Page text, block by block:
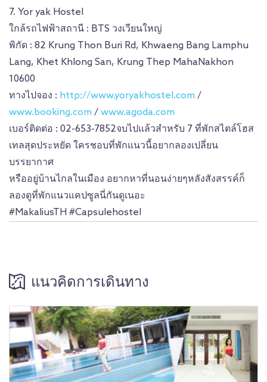
7. Yor yak Hostel
ใกล้รถไฟฟ้าสถานี : BTS วงเวียนใหญ่
พิกัด : 82 Krung Thon Buri Rd, Khwaeng Bang Lamphu
Lang, Khet Khlong San, Krung Thep MahaNakhon
10600
ทางไปจอง : http://www.yoryakhostel.com /
www.booking.com / www.agoda.com
เบอร์ติดต่อ : 02-653-7852จบไปแล้วสำหรับ 7 ที่พักสไตล์โฮส
เทลสุดประหยัด ใครชอบที่พักแนวนี้อยากลองเปลี่ยน
บรรยากาศ
หรืออยู่บ้านไกลในเมือง อยากหาที่นอนง่ายๆหลังสังสรรค์ก็
ลองดูที่พักแนวแคปซูลนี่กันดูเนอะ
#MakaliusTH #Capsulehostel
แนวคิดการเดินทาง